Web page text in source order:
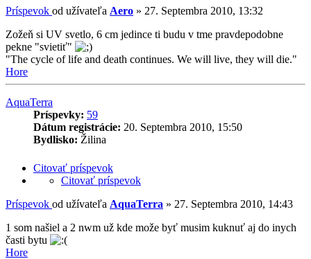
Príspevok od užívateľa Aero » 27. Septembra 2010, 13:32
Zožeň si UV svetlo, 6 cm jedince ti budu v tme pravdepodobne
pekne "svietiť"
"The cycle of life and death continues. We will live, they will die."
Hore
AquaTerra
Príspevky: 59
Dátum registrácie: 20. Septembra 2010, 15:50
Bydlisko: Žilina
Citovať príspevok
Citovať príspevok
Príspevok od užívateľa AquaTerra » 27. Septembra 2010, 14:43
1 som našiel a 2 nwm už kde može byť musim kuknuť aj do inych
časti bytu
Hore